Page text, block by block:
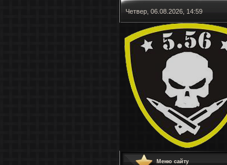
Четвер, 06.08.2026, 14:59
Меню сайту